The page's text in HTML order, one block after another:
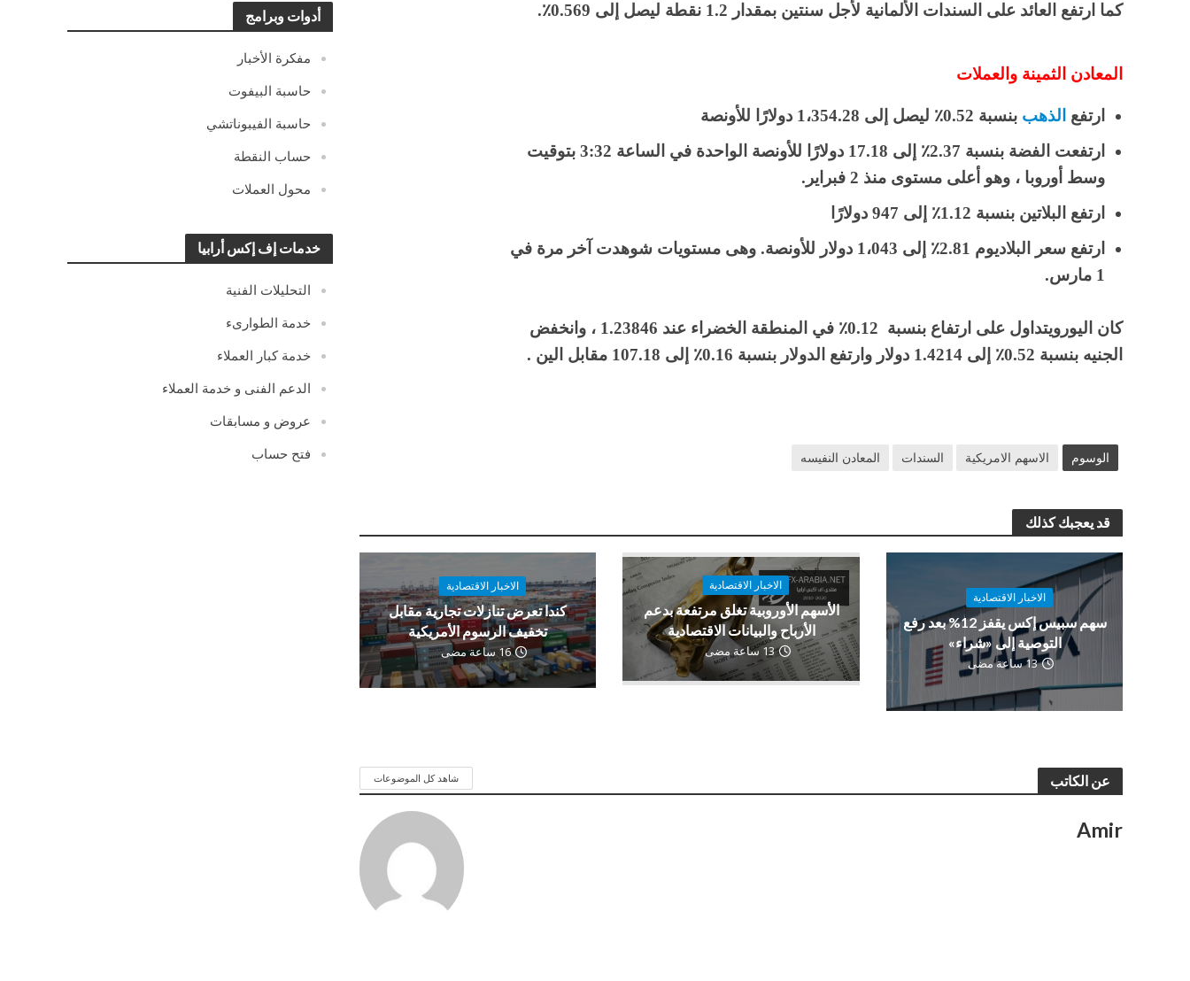
أدوات وبرامج
مفكرة الأخبار
حاسبة البيفوت
حاسبة الفيبوناتشي
حساب النقطة
محول العملات
خدمات إف إكس أرابيا
التحليلات الفنية
خدمة الطوارىء
خدمة كبار العملاء
الدعم الفنى و خدمة العملاء
عروض و مسابقات
فتح حساب
كما ارتفع العائد على السندات الألمانية لأجل سنتين بمقدار 1.2 نقطة ليصل إلى 0.569٪.
المعادن الثمينة والعملات
ارتفع الذهب بنسبة 0.52٪ ليصل إلى 1،354.28 دولارًا للأونصة
ارتفعت الفضة بنسبة 2.37٪ إلى 17.18 دولارًا للأونصة الواحدة في الساعة 3:32 بتوقيت
وسط أوروبا ، وهو أعلى مستوى منذ 2 فبراير.
ارتفع البلاتين بنسبة 1.12٪ إلى 947 دولارًا
ارتفع سعر البلاديوم 2.81٪ إلى 1،043 دولار للأونصة. وهى مستويات شوهدت آخر مرة في
1 مارس.
كان اليورويتداول على ارتفاع بنسبة 0.12٪ في المنطقة الخضراء عند 1.23846 ، وانخفض
الجنيه بنسبة 0.52٪ إلى 1.4214 دولار وارتفع الدولار بنسبة 0.16٪ إلى 107.18 مقابل الين .
الوسوم الاسهم الامريكية السندات المعادن النفيسه
قد يعجبك كذلك
الاخبار الاقتصادية
سهم سبيس إكس يقفز 12% بعد رفع
التوصية إلى «شراء»
13 ساعة مضى
الاخبار الاقتصادية
الأسهم الأوروبية تغلق مرتفعة بدعم
الأرباح والبيانات الاقتصادية
13 ساعة مضى
الاخبار الاقتصادية
كندا تعرض تنازلات تجارية مقابل
تخفيف الرسوم الأمريكية
16 ساعة مضى
عن الكاتب شاهد كل الموضوعات
Amir